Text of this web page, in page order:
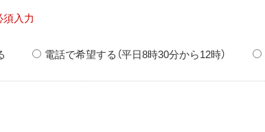
入力
電話で希望する（平日8時30分から12時）